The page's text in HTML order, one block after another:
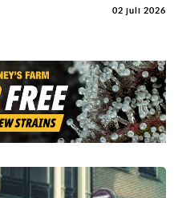
02 juli 2026